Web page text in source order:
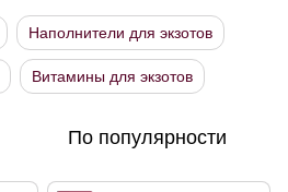
Наполнители для экзотов
Витамины для экзотов
По популярности